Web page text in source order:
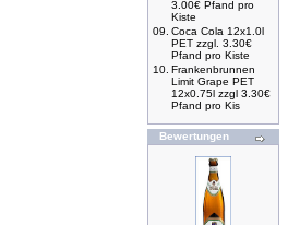
3.00€ Pfand pro
Kiste
09. Coca Cola 12x1.0l
PET zzgl. 3.30€
Pfand pro Kiste
10. Frankenbrunnen
Limit Grape PET
12x0.75l zzgl 3.30€
Pfand pro Kis
Bewertungen